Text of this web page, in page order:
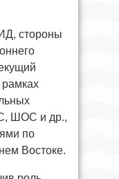
стороны
ШОС и др.,
по
Востоке.